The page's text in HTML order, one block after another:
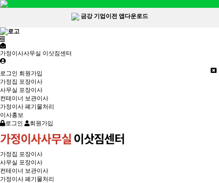
금강 기업이전 앱다운로드
가정이사사무실 이삿짐센터
로그인 회원가입
가정집 포장이사
사무실 포장이사
컨테이너 보관이사
가정이사 폐기물처리
이사홍보
로그인
회원가입
가정집 포장이사
사무실 포장이사
컨테이너 보관이사
가정이사 폐기물처리